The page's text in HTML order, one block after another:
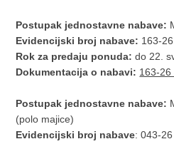
Postupak jednostavne nabave:
Evidencijski broj nabave: 163-
Rok za predaju ponuda:do 22.
Dokumentacija o nabavi: 163-26
Postupak jednostavne nabave:
(polo majice)
Evidencijski broj nabave: 043-